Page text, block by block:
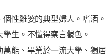
性雞婆的典型婦人。嗜酒。
生。不懂得察言觀色。
能、畢業於一流大學、獨